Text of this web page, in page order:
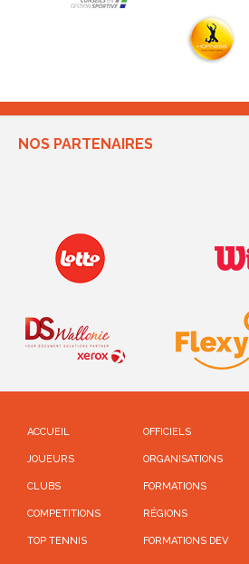
NOS PARTENAIRES
ACCUEIL
JOUEURS
CLUBS
COMPETITIONS
TOP TENNIS
OFFICIELS
ORGANISATIONS
FORMATIONS
RÉGIONS
FORMATIONS DEV